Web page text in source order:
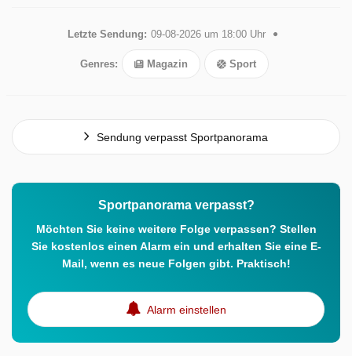
Letzte Sendung: 09-08-2026 um 18:00 Uhr
Genres: Magazin Sport
Sendung verpasst Sportpanorama
Sportpanorama verpasst?
Möchten Sie keine weitere Folge verpassen? Stellen
Sie kostenlos einen Alarm ein und erhalten Sie eine E-
Mail, wenn es neue Folgen gibt. Praktisch!
Alarm einstellen